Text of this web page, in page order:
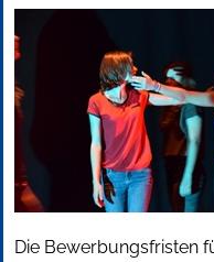
Die Bewerbungsfristen